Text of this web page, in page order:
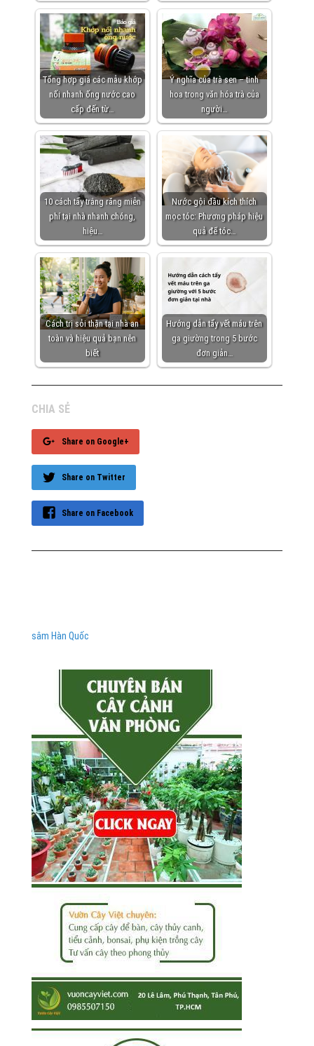
Tổng hợp giá các mẫu khớp
nối nhanh ống nước cao
cấp đến từ…
Ý nghĩa của trà sen – tinh
hoa trong văn hóa trà của
người…
10 cách tẩy trắng răng miễn
phí tại nhà nhanh chóng,
hiệu…
Nước gội đầu kích thích
mọc tóc: Phương pháp hiệu
quả để tóc…
Cách trị sỏi thận tại nhà an
toàn và hiệu quả bạn nên
biết
Hướng dẫn tẩy vết máu trên
ga giường trong 5 bước
đơn giản…
CHIA SẺ
Share on Google+
Share on Twitter
Share on Facebook
sâm Hàn Quốc